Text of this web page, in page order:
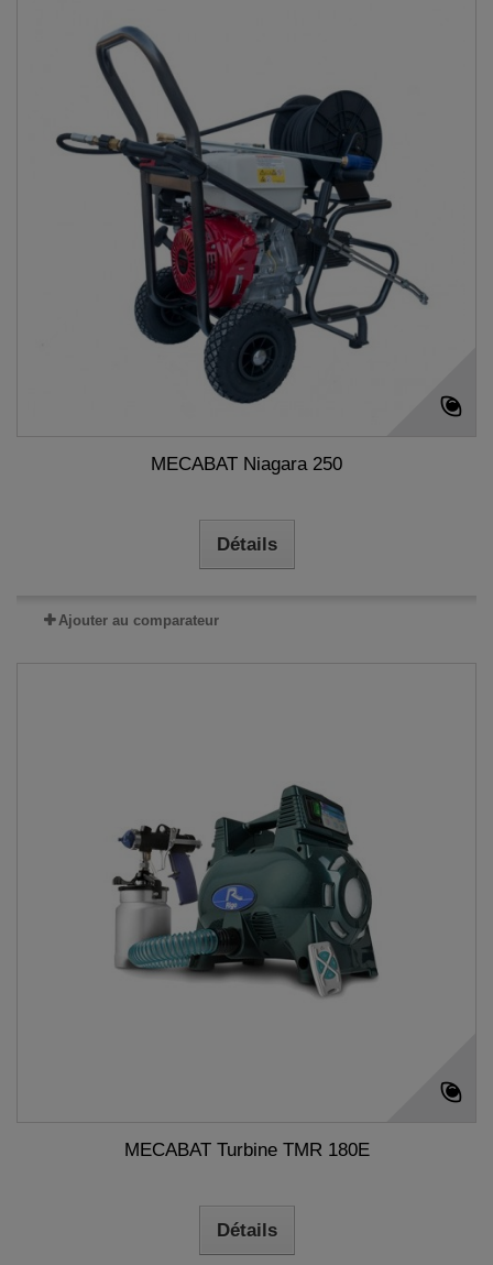
MECABAT Niagara 250
Détails
Ajouter au comparateur
MECABAT Turbine TMR 180E
Détails